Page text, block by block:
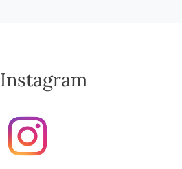
Instagram